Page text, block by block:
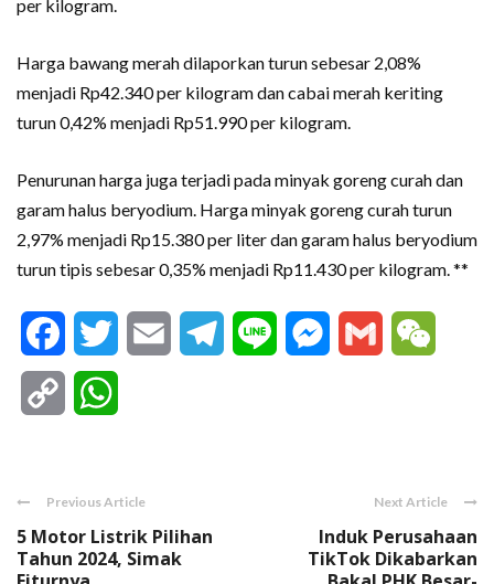
per kilogram.
Harga bawang merah dilaporkan turun sebesar 2,08%
menjadi Rp42.340 per kilogram dan cabai merah keriting
turun 0,42% menjadi Rp51.990 per kilogram.
Penurunan harga juga terjadi pada minyak goreng curah dan
garam halus beryodium. Harga minyak goreng curah turun
2,97% menjadi Rp15.380 per liter dan garam halus beryodium
turun tipis sebesar 0,35% menjadi Rp11.430 per kilogram. **
FacebookTwitter Email Telegram
Line Messenger
Gmail
Copy
Previous Article
5 Motor Listrik Pilihan
Tahun 2024, Simak
Next Article
Induk Perusahaan
TikTok Dikabarkan